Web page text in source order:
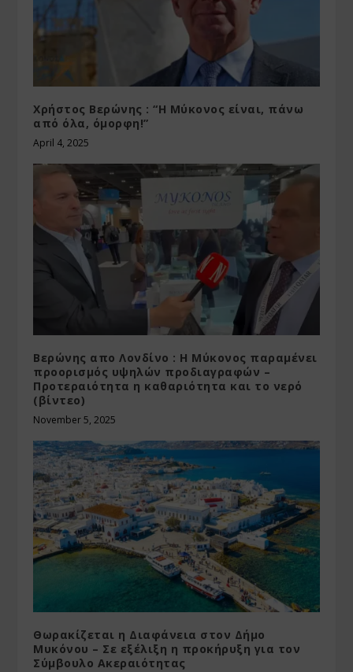
Χρήστος Βερώνης : “Η Μύκονος είναι, πάνω
από όλα, όμορφη!”
April 4, 2025
Βερώνης απο Λονδίνο : Η Μύκονος παραμένει
προορισμός υψηλών προδιαγραφών –
Προτεραιότητα η καθαριότητα και το νερό
(βίντεο)
November 5, 2025
Θωρακίζεται η Διαφάνεια στον Δήμο
Μυκόνου – Σε εξέλιξη η προκήρυξη για τον
Σύμβουλο Ακεραιότητας